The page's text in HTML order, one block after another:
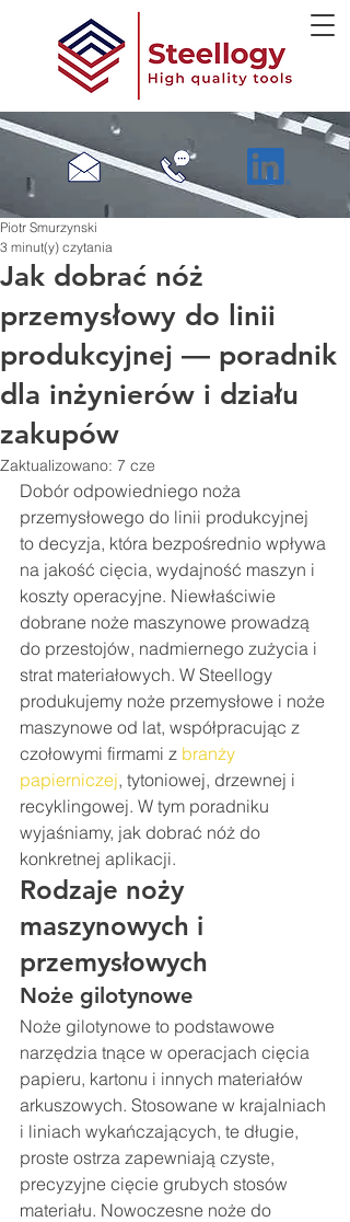
Jak dobrać nóż
przemysłowy do linii
produkcyjnej — poradnik
dla inżynierów i działu
zakupów
Piotr Smurzynski
3 minut(y) czytania
Zaktualizowano: 7 cze
Dobór odpowiedniego noża
przemysłowego do linii produkcyjnej
to decyzja, która bezpośrednio wpływa
na jakość cięcia, wydajność maszyn i
koszty operacyjne. Niewłaściwie
dobrane noże maszynowe prowadzą
do przestojów, nadmiernego zużycia i
strat materiałowych. W Steellogy
produkujemy noże przemysłowe i noże
maszynowe od lat, współpracując z
czołowymi firmami z branży
papierniczej, tytoniowej, drzewnej i
recyklingowej. W tym poradniku
wyjaśniamy, jak dobrać nóż do
konkretnej aplikacji.
Rodzaje noży
maszynowych i
przemysłowych
Noże gilotynowe
Noże gilotynowe to podstawowe
narzędzia tnące w operacjach cięcia
papieru, kartonu i innych materiałów
arkuszowych. Stosowane w krajalniach
i liniach wykańczających, te długie,
proste ostrza zapewniają czyste,
precyzyjne cięcie grubych stosów
materiału. Nowoczesne noże do